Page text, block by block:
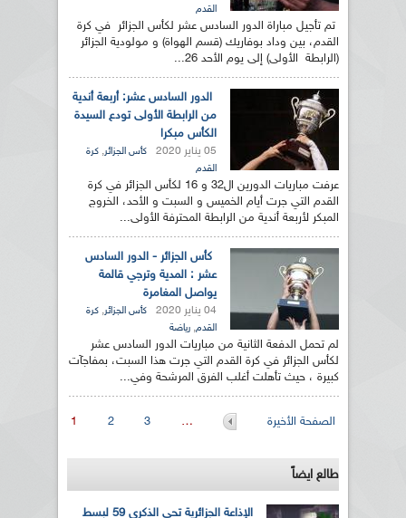
القدم
تم تأجيل مباراة الدور السادس عشر لكأس الجزائر في كرة
القدم، بين وداد بوفاريك (قسم الهواة) و مولودية الجزائر
(الرابطة الأولى) إلى يوم الأحد 26...
الدور السادس عشر: أربعة أندية
من الرابطة الأولى تودع السيدة
الكأس مبكرا
05 يناير 2020 كأس الجزائر, كرة
القدم
عرفت مباريات الدورين ال32 و 16 لكأس الجزائر في كرة
القدم التي جرت أيام الخميس و السبت و الأحد، الخروج
المبكر لأربعة أندية من الرابطة المحترفة الأولى...
كأس الجزائر - الدور السادس
عشر : المدية وترجي قالمة
يواصل المغامرة
04 يناير 2020 كأس الجزائر, كرة
القدم, رياضة
لم تحمل الدفعة الثانية من مباريات الدور السادس عشر
لكأس الجزائر في كرة القدم التي جرت هذا السبت، بمفاجآت
كبيرة ، حيث تأهلت أغلب الفرق المرشحة وفي...
الصفحات 1 2 3 … الصفحة الأخيرة
طالع ايضاً
الإذاعة الجزائرية تحي الذكرى 59 لبسط